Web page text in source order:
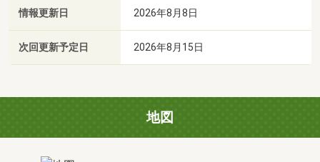
情報更新日 2026年8月8日
次回更新予定日 2026年8月15日
地図